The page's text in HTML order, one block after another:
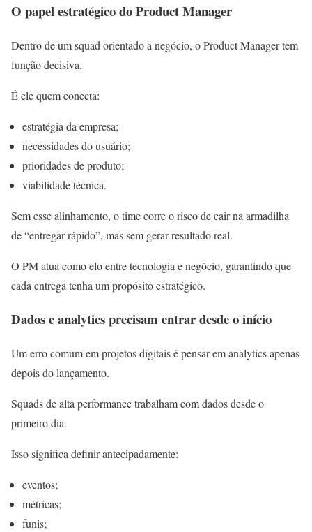
O papel estratégico do Product Manager
Dentro de um squad orientado a negócio, o Product Manager tem
função decisiva.
É ele quem conecta:
estratégia da empresa;
necessidades do usuário;
prioridades de produto;
viabilidade técnica.
Sem esse alinhamento, o time corre o risco de cair na armadilha
de “entregar rápido”, mas sem gerar resultado real.
O PM atua como elo entre tecnologia e negócio, garantindo que
cada entrega tenha um propósito estratégico.
Dados e analytics precisam entrar desde o início
Um erro comum em projetos digitais é pensar em analytics apenas
depois do lançamento.
Squads de alta performance trabalham com dados desde o
primeiro dia.
Isso significa definir antecipadamente:
eventos;
métricas;
funis;